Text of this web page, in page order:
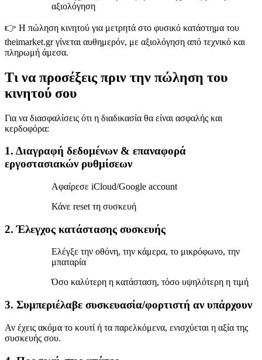
αξιολόγηση
👉 Η πώληση κινητού για μετρητά στο φυσικό κατάστημα του
theimarket.gr γίνεται αυθημερόν, με αξιολόγηση από τεχνικό και
πληρωμή άμεσα.
Τι να προσέξεις πριν την πώληση του
κινητού σου
Για να διασφαλίσεις ότι η διαδικασία θα είναι ασφαλής και
κερδοφόρα:
1. Διαγραφή δεδομένων & επαναφορά
εργοστασιακών ρυθμίσεων
Αφαίρεσε iCloud/Google account
Κάνε reset τη συσκευή
2. Έλεγχος κατάστασης συσκευής
Ελέγξε την οθόνη, την κάμερα, το μικρόφωνο, την
μπαταρία
Όσο καλύτερη η κατάσταση, τόσο υψηλότερη η τιμή
3. Συμπεριέλαβε συσκευασία/φορτιστή αν υπάρχουν
Αν έχεις ακόμα το κουτί ή τα παρελκόμενα, ενισχύεται η αξία της
συσκευής σου.